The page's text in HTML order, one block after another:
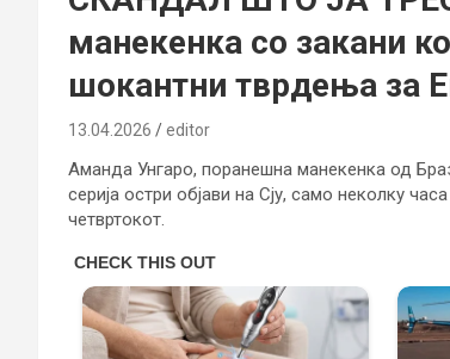
манекенка со закани
шокантни тврдења за
13.04.2026 editor
Аманда Унгаро, поранешна манекенка од
серија остри објави на Сју, само неколку
четвртокот.